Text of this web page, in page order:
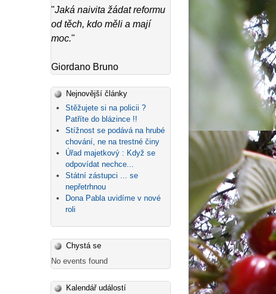
"Jaká naivita žádat reformu
od těch, kdo měli a mají
moc."
Giordano Bruno
Nejnovější články
Stěžujete si na policii ?
Patříte do blázince !!
Stížnost se podává na hrubé
chování, ne na trestné činy
Úřad majetkový : Když se
odpovídat nechce...
Státní zástupci ... se
nepřetrhnou
Dona Pabla uvidíme v nové
roli
Chystá se
No events found
Kalendář událostí